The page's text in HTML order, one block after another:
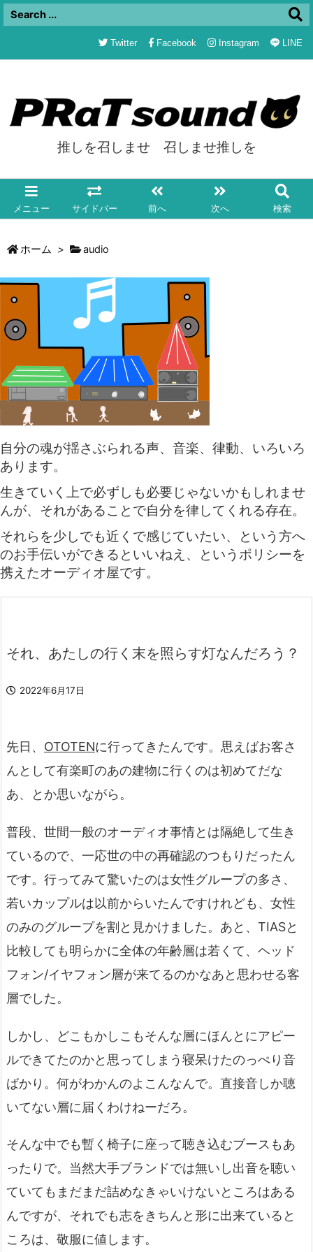
推しを召しませ 召しませ推しを
メニュー サイドバー 前へ 次へ 検索
Twitter Facebook Instagram LINE
ホーム > audio
自分の魂が揺さぶられる声、音楽、律動、いろいろ
あります。
生きていく上で必ずしも必要じゃないかもしれませ
んが、それがあることで自分を律してくれる存在。
それらを少しでも近くで感じていたい、という方へ
のお手伝いができるといいねえ、というポリシーを
携えたオーディオ屋です。
それ、あたしの行く末を照らす灯なんだろう？
2022年6月17日
先日、 OTOTENに行ってきたんです。思えばお客さ
んとして有楽町のあの建物に行くのは初めてだな
あ、とか思いながら。
普段、世間一般のオーディオ事情とは隔絶して生き
ているので、一応世の中の再確認のつもりだったん
です。行ってみて驚いたのは女性グループの多さ、
若いカップルは以前からいたんですけれども、女性
のみのグループを割と見かけました。あと、TIASと
比較しても明らかに全体の年齢層は若くて、ヘッド
フォン/イヤフォン層が来てるのかなあと思わせる客
層でした。
しかし、どこもかしこもそんな層にほんとにアピー
ルできてたのかと思ってしまう寝呆けたのっぺり音
ばかり。何がわかんのよこんなんで。直接音しか聴
いてない層に届くわけねーだろ。
そんな中でも暫く椅子に座って聴き込むブースもあ
ったりで。当然大手ブランドでは無いし出音を聴い
ていてもまだまだ詰めなきゃいけないところはある
んですが、それでも志をきちんと形に出来ていると
ころは、敬服に値します。